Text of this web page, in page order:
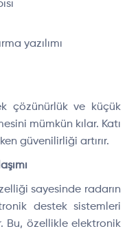
yazılımı
çözünürlük ve küçük
mümkün kılar. Katı
güvenilirliği artırır.
sayesinde radarın
destek sistemleri
Bu, özellikle elektronik